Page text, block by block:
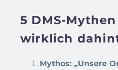
5 DMS-
wirklich
Mythos: „Unsere